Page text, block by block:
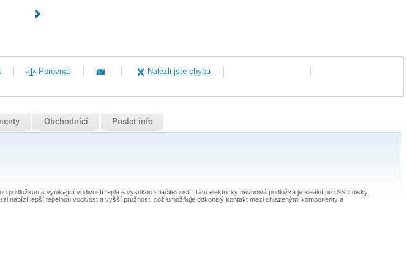
Porovnat Nalezli jste chybu
Obchodníci Poslat info
podložkou s vynikající vodivostí tepla a vysokou stlačitelností. Tato elektricky nevodivá podložka je ideální pro SSD disky,
nabízí lepší tepelnou vodivost a vyšší pružnost, což umožňuje dokonalý kontakt mezi chlazenými komponenty a